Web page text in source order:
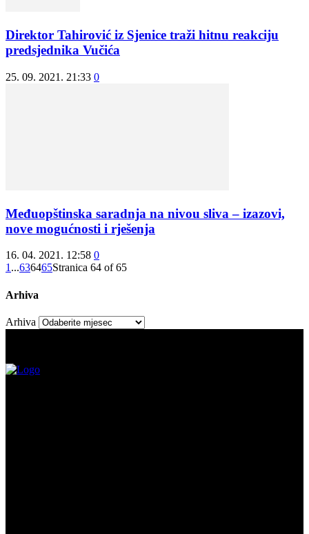
Direktor Tahirović iz Sjenice traži hitnu reakciju
predsjednika Vučića
25. 09. 2021. 21:33 0
Međuopštinska saradnja na nivou sliva – izazovi,
nove mogućnosti i rješenja
16. 04. 2021. 12:58 0
1 ...636465Stranica 64 of 65
Arhiva
Arhiva